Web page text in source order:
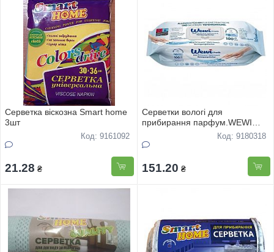
Серветка віскозна Smart home
3шт
Код: 9161092
21.28 ₴
Серветки вологі для
прибирання парфум.WEWI
Код: 9180318
151.20 ₴